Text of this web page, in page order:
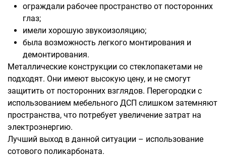
ограждали рабочее пространство от посторонних
глаз;
имели хорошую звукоизоляцию;
была возможность легкого монтирования и
демонтирования.
Металлические конструкции со стеклопакетами не
подходят. Они имеют высокую цену, и не смогут
защитить от посторонних взглядов. Перегородки с
использованием мебельного ДСП слишком затемняют
пространства, что потребует увеличение затрат на
электроэнергию.
Лучший выход в данной ситуации – использование
сотового поликарбоната.